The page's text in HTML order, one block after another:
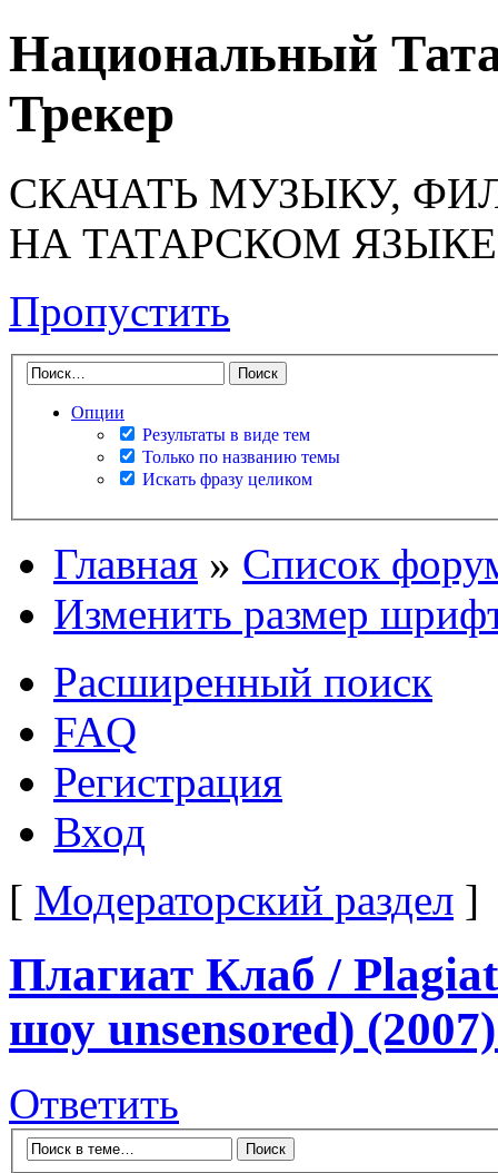
Национальный
Трекер
СКАЧАТЬ МУЗЫКУ,
НА ТАТАРСКОМ ЯЗЫКЕ
Пропустить
Опции
Результаты в виде тем
Только по названию темы
Искать фразу целиком
Главная » Список
Изменить размер
Расширенный поиск
FAQ
Регистрация
Вход
[ Модераторский раздел ]
Плагиат Клаб /
шоу unsensored)
Ответить